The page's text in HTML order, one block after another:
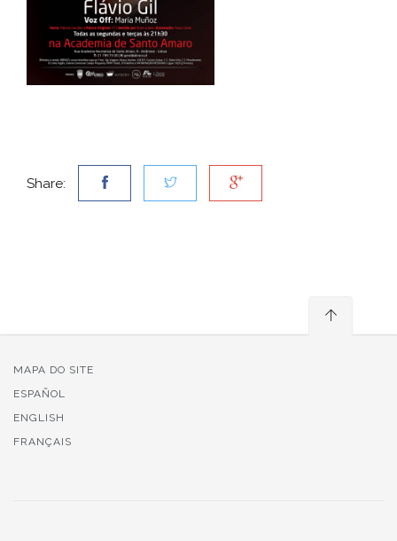
Share:
MAPA DO SITE
ESPAÑOL
ENGLISH
FRANÇAIS